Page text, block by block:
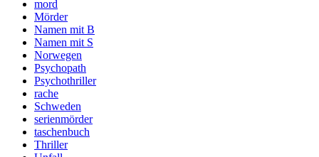
mord
Mörder
Namen mit B
Namen mit S
Norwegen
Psychopath
Psychothriller
rache
Schweden
serienmörder
taschenbuch
Thriller